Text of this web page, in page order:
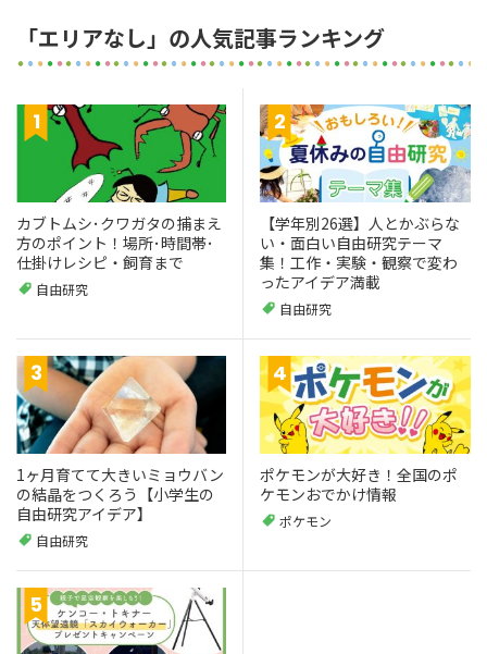
「エリアなし」の人気記事ランキング
カブトムシ･クワガタの捕まえ
方のポイント！場所･時間帯･
仕掛けレシピ・飼育まで
自由研究
【学年別26選】人とかぶらな
い・面白い自由研究テーマ
集！工作・実験・観察で変わ
ったアイデア満載
自由研究
1ヶ月育てて大きいミョウバン
の結晶をつくろう【小学生の
自由研究アイデア】
自由研究
ポケモンが大好き！全国のポ
ケモンおでかけ情報
ポケモン